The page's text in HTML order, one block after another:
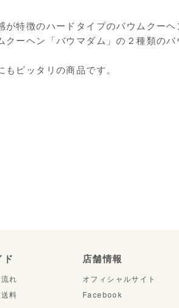
特徴のハードタイプのバウムクーヘ
ーヘン「バウマダム」の２種類のバ
ピッタリの商品です。
ド
れ
料
店舗情報
オフィシャルサイト
Facebook